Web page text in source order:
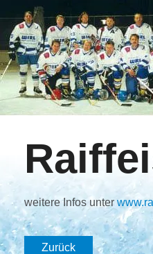
weitere Infos unter
Zurück